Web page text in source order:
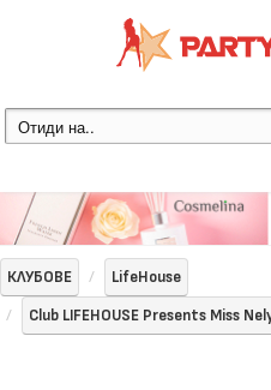
КЛУБОВЕ
LifeHouse
Club LIFEHOUSE Presents Miss